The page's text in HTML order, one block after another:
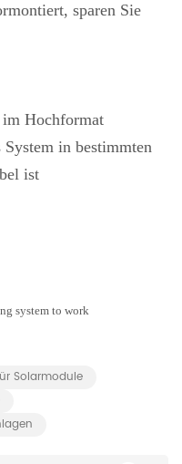
sparen Sie
Hochformat
in bestimmten
ist
Solarmodule